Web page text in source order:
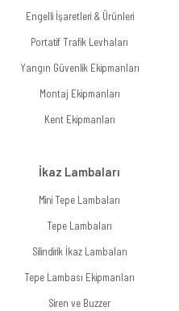
Engelli İşaretleri & Ürünleri
Portatif Trafik Levhaları
Yangın Güvenlik Ekipmanları
Montaj Ekipmanları
Kent Ekipmanları
İkaz Lambaları
Mini Tepe Lambaları
Tepe Lambaları
Silindirik İkaz Lambaları
Tepe Lambası Ekipmanları
Siren ve Buzzer